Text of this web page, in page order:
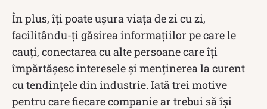
În plus, îți poate ușura viața de zi cu zi,
facilitându-ți găsirea informațiilor pe care le
cauți, conectarea cu alte persoane care îți
împărtășesc interesele și menținerea la curent
cu tendințele din industrie. Iată trei motive
pentru care fiecare companie ar trebui să își